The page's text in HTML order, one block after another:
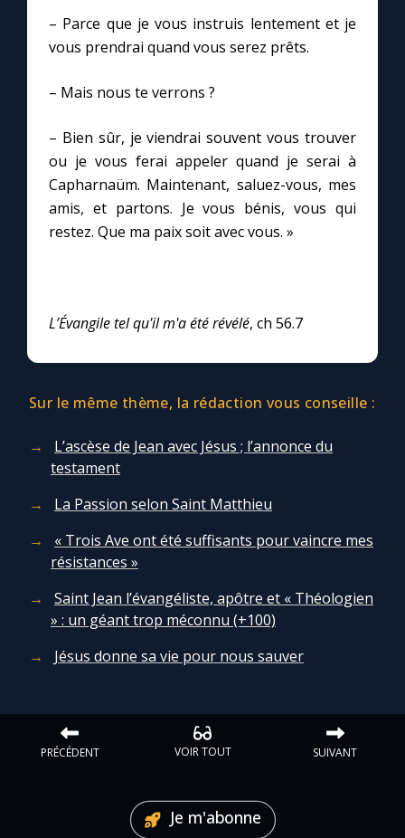
– Parce que je vous instruis lentement et je
vous prendrai quand vous serez prêts.
– Mais nous te verrons ?
– Bien sûr, je viendrai souvent vous trouver
ou je vous ferai appeler quand je serai à
Capharnaüm. Maintenant, saluez-vous, mes
amis, et partons. Je vous bénis, vous qui
restez. Que ma paix soit avec vous. »
L’Évangile tel qu'il m'a été révélé, ch 56.7
Sur le même thème, la rédaction vous conseille :
L’ascèse de Jean avec Jésus ; l’annonce du
testament
La Passion selon Saint Matthieu
« Trois Ave ont été suffisants pour vaincre mes
résistances »
Saint Jean l’évangéliste, apôtre et « Théologien
» : un géant trop méconnu (+100)
Jésus donne sa vie pour nous sauver
PRÉCÉDENT VOIR TOUT SUIVANT
Je m'abonne